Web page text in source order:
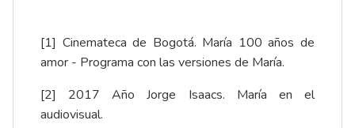
[1] Cinemateca de Bogotá. María 100 años de
amor - Programa con las versiones de María.
[2] 2017 Año Jorge Isaacs. María en el
audiovisual.